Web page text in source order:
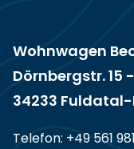
Wohnwagen
Dörnbergstr. 15 -
34233
Telefon: +49 561